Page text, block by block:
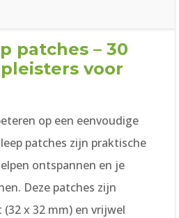
patches – 30
voor
op een eenvoudige
patches zijn praktische
ontspannen en je
Deze patches zijn
x 32 mm) en vrijwel